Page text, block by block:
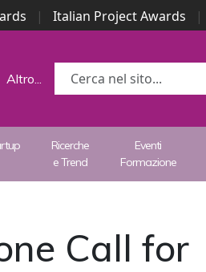
| Italian Project Awards |
Altro...
Ricerche
e Trend
Eventi
Formazione
Call for